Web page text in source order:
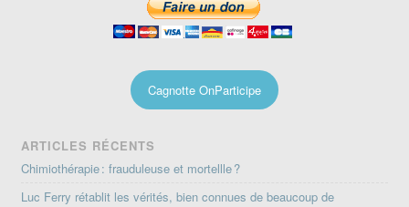
Cagnotte OnParticipe
ARTICLES RÉCENTS
Chimiothérapie : frauduleuse et mortellle ?
Luc Ferry rétablit les vérités, bien connues de beaucoup de